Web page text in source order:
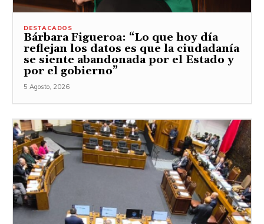
DESTACADOS
Bárbara Figueroa: “Lo que hoy día
reflejan los datos es que la ciudadanía
se siente abandonada por el Estado y
por el gobierno”
5 Agosto, 2026